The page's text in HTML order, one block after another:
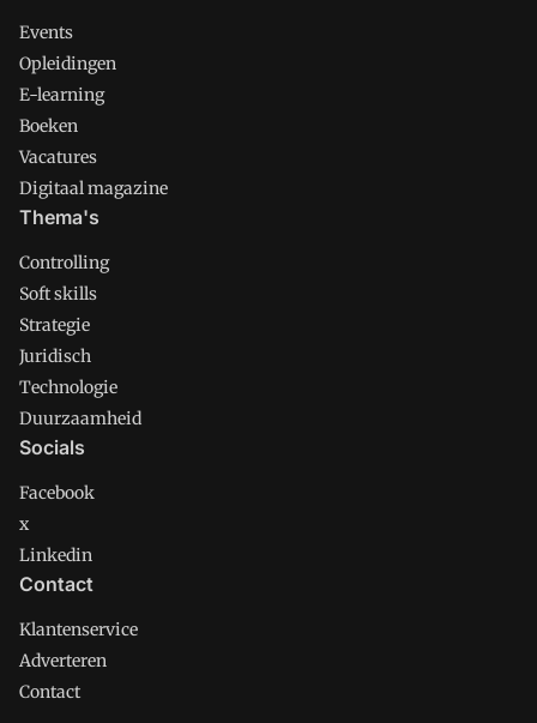
Events
Opleidingen
E-learning
Boeken
Vacatures
Digitaal magazine
Thema's
Controlling
Soft skills
Strategie
Juridisch
Technologie
Duurzaamheid
Socials
Facebook
x
Linkedin
Contact
Klantenservice
Adverteren
Contact